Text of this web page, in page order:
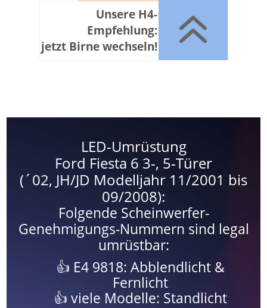
Unsere H4-
Empfehlung:
jetzt Birne wechseln!
6
LED-Umrüstung
Ford Fiesta 6 3-, 5-Türer
(´02, JH/JD Modelljahr 11/2001 bis
09/2008):
Folgende Scheinwerfer-
Genehmigungs-Nummern sind legal
umrüstbar:
E4 9818: Abblendlicht &
Fernlicht
viele Modelle: Standlicht